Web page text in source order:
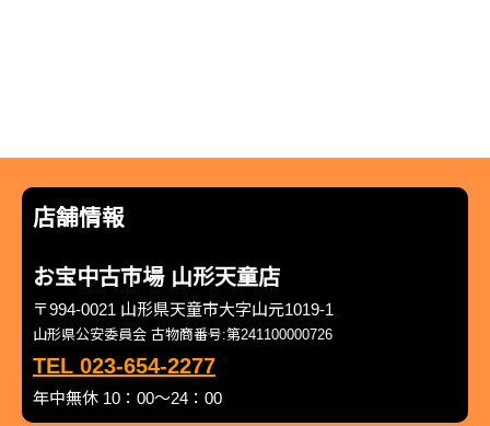
店舗情報
お宝中古市場 山形天童店
〒994-0021 山形県天童市大字山元1019-1
山形県公安委員会 古物商番号:第241100000726
TEL 023-654-2277
年中無休 10：00～24：00